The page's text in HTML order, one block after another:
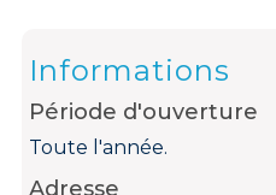
Informations
Période d'ouverture
Toute l'année.
Adresse